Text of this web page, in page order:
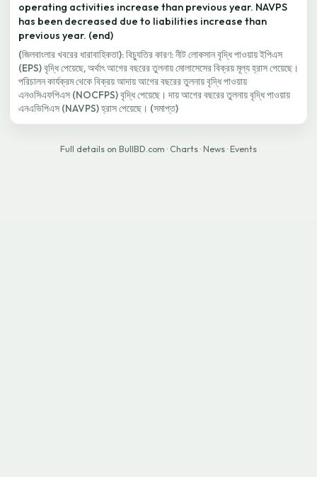
operating activities increase than previous year. NAVPS
has been decreased due to liabilities increase than
previous year. (end)
(জিলবাংলার খবরের ধারাবাহিকতা): বিচ্যুতির কারণ: নীট লোকসান বৃদ্ধি পাওয়ায় ইপিএস
(EPS) বৃদ্ধি পেয়েছে, অর্থাৎ আগের বছরের তুলনায় মোলাসেসের বিক্রয় মূল্য হ্রাস পেয়েছে।
পরিচালন কার্যক্রম থেকে বিক্রয় আদায় আগের বছরের তুলনায় বৃদ্ধি পাওয়ায়
এনওসিএফপিএস (NOCFPS) বৃদ্ধি পেয়েছে। দায় আগের বছরের তুলনায় বৃদ্ধি পাওয়ায়
এনএভিপিএস (NAVPS) হ্রাস পেয়েছে। (সমাপ্ত)
Full details on BullBD.com · Charts · News · Events